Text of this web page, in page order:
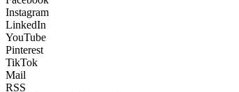
Instagram
LinkedIn
YouTube
Pinterest
TikTok
Mail
RSS